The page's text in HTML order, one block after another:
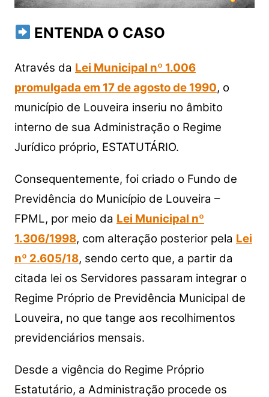
ENTENDA O CASO
Através da Lei Municipal nº 1.006
promulgada em 17 de agosto de 1990, o
município de Louveira inseriu no âmbito
interno de sua Administração o Regime
Jurídico próprio, ESTATUTÁRIO.
Consequentemente, foi criado o Fundo de
Previdência do Município de Louveira –
FPML, por meio da Lei Municipal nº
1.306/1998, com alteração posterior pela Lei
nº 2.605/18, sendo certo que, a partir da
citada lei os Servidores passaram integrar o
Regime Próprio de Previdência Municipal de
Louveira, no que tange aos recolhimentos
previdenciários mensais.
Desde a vigência do Regime Próprio
Estatutário, a Administração procede os